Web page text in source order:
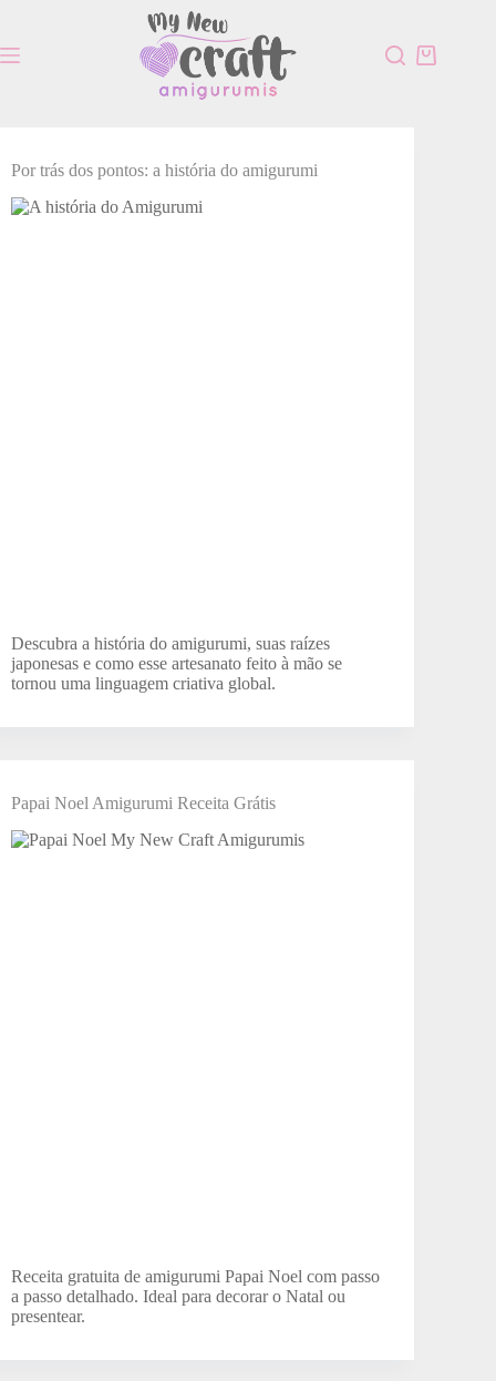
Por trás dos pontos: a história do amigurumi
Descubra a história do amigurumi, suas raízes
japonesas e como esse artesanato feito à mão se
tornou uma linguagem criativa global.
Papai Noel Amigurumi Receita Grátis
Receita gratuita de amigurumi Papai Noel com passo
a passo detalhado. Ideal para decorar o Natal ou
presentear.